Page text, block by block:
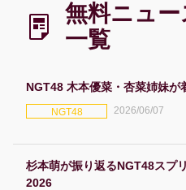
無料ニュー
一覧
NGT48 木本優菜・杏菜姉妹が
NGT48 2026/06/07
杉本萌が振り返るNGT48スプ
2026